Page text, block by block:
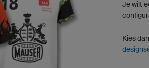
Je wilt
Kies